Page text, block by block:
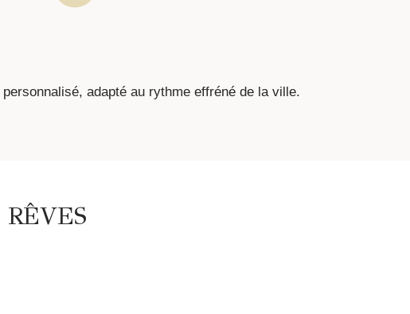
adapté au rythme effréné de la ville.